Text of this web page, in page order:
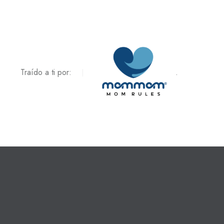
Traído a ti por: .